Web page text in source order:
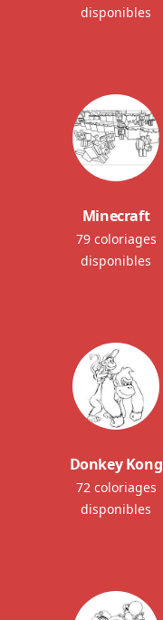
disponibles
Minecraft
79 coloriages
disponibles
Donkey Kong
72 coloriages
disponibles